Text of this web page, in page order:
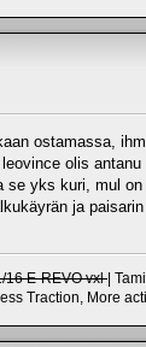
ostamassa,
olis antanu
se yks kuri, mul
ja
16 E-REVO vxl |
Traction, More